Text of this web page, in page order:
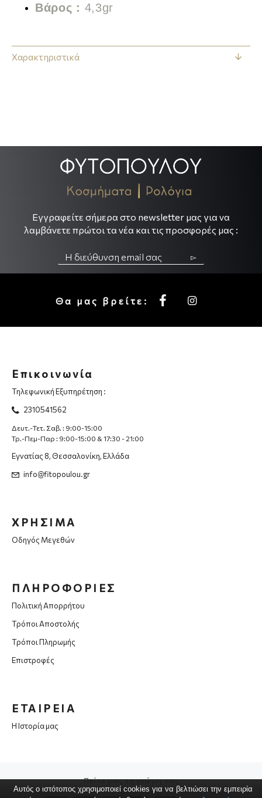
Βάρος : 4,3gr
Χαρακτηριστικά
Εγγραφείτε σήμερα στο newsletter μας για να
λαμβάνετε πρώτοι τα νέα και τις προσφορές μας :
▻
Θα μας βρείτε:
Επικοινωνία
Τηλεφωνική Εξυπηρέτηση :
2310541562
Δευτ.-Τετ. Σαβ. : 9:00-15:00
Τρ.-Πεμ-Παρ : 9:00-15:00 & 17:30 - 21:00
Εγνατίας 8, Θεσσαλονίκη, Ελλάδα
info@fitopoulou.gr
ΧΡΗΣΙΜΑ
Οδηγός Μεγεθών
ΠΛΗΡΟΦΟΡΙΕΣ
Πολιτική Απορρήτου
Τρόποι Αποστολής
Τρόποι Πληρωμής
Επιστροφές
ΕΤΑΙΡΕΙΑ
Η Ιστορία μας
Πείτε μας τη γνώμη σας
Αυτός ο ιστότοπος χρησιμοποιεί cookies για να βελτιώσει την εμπειρία